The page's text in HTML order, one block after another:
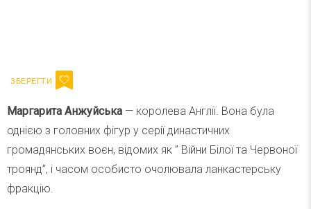
Маргарита Анжуйська — королева Англії. Вона була
однією з головних фігур у серії династичних
громадянських воєн, відомих як ” Війни Білої та Червоної
троянд”, і часом особисто очолювала ланкастерську
фракцію.